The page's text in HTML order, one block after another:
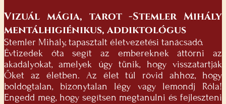
Vizuál mágia, tarot -Stemler Mihály
mentálhigiénikus, addiktológus
Stemler Mihály, tapasztalt életvezetési tanácsadó.
Évtizedek óta segít az embereknek áttörni az
akadályokat, amelyek úgy tűnik, hogy visszatartják
Őket az életben. Az élet túl rövid ahhoz, hogy
boldogtalan, bizonytalan légy vagy lemondj Róla!
Engedd meg, hogy segítsen megtanulni és fejleszteni